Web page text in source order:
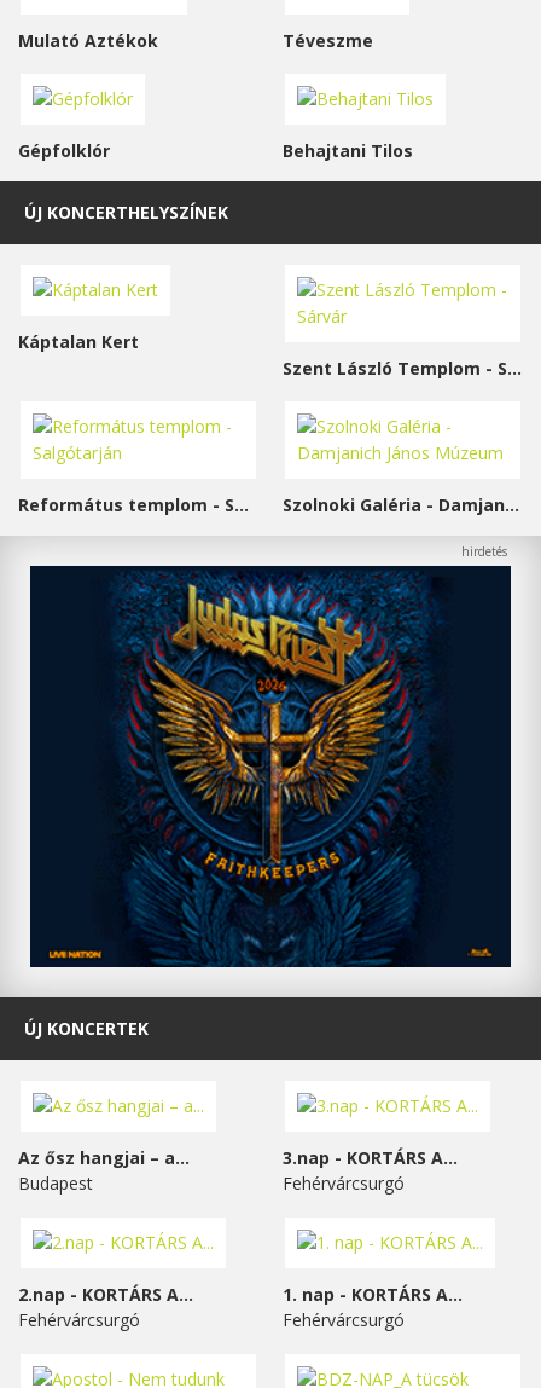
Mulató Aztékok Téveszme
Gépfolklór Behajtani Tilos
ÚJ KONCERTHELYSZÍNEK
Káptalan Kert
Szent László Templom - Sárvár
Református templom - Salgótarján Szolnoki Galéria - Damjanich János Múzeum
ÚJ KONCERTEK
Az ősz hangjai – a...
Budapest
3.nap - KORTÁRS A...
Fehérvárcsurgó
2.nap - KORTÁRS A...
Fehérvárcsurgó
1. nap - KORTÁRS A...
Fehérvárcsurgó